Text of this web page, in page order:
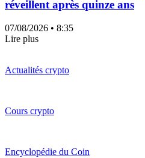
réveillent après quinze ans
07/08/2026 • 8:35
Lire plus
Actualités crypto
Cours crypto
Encyclopédie du Coin